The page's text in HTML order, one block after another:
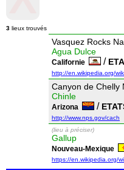
3 lieux trouvés
Vasquez Rocks
Agua Dulce
Californie /
http://en.wikipedia.org/
Canyon de Chelly
Chinle
Arizona /
http://www.nps.gov/cach
(lieu à préciser)
Gallup
Nouveau-Mexique
https://en.wikipedia.org/